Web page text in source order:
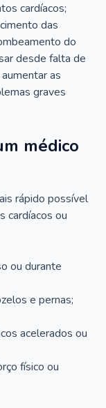
cardíacos;
das
do
desde falta de
as
graves
médico
rápido possível
cardíacos ou
ou durante
e pernas;
acelerados ou
físico ou